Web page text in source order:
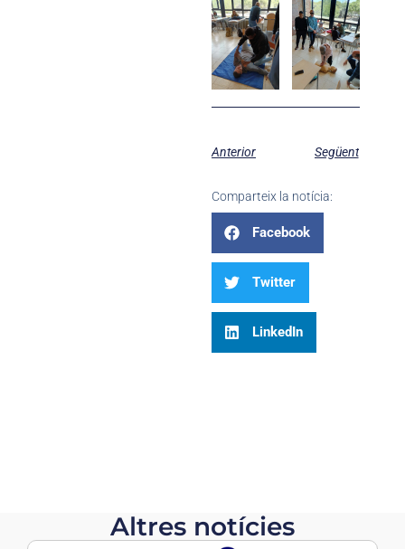
Anterior Següent
Comparteix la notícia:
Facebook
Twitter
LinkedIn
Altres notícies